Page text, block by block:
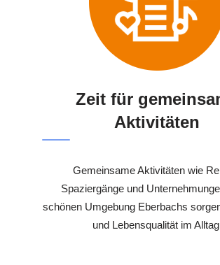
Zeit für
Aktivitäten
Gemeinsame Aktivitäten wie
Spaziergänge und
schönen Umgebung Eberbachs
und Lebensqualität im